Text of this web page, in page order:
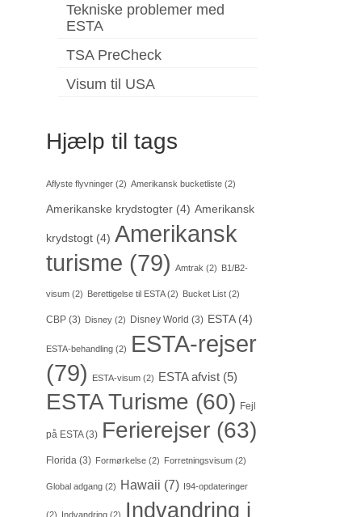
Tekniske problemer med
ESTA
TSA PreCheck
Visum til USA
Hjælp til tags
Aflyste flyvninger(2) Amerikansk bucketliste(2)
Amerikanske krydstogter(4) Amerikansk
krydstogt(4) Amerikansk
turisme (79) Amtrak (2) B1/B2-
visum(2) Berettigelse til ESTA(2) Bucket List(2)
CBP(3) Disney(2) Disney World (3) ESTA(4)
ESTA-behandling(2)
ESTA-rejser
(79)
ESTA-visum(2) ESTA afvist(5)
ESTA Turisme (60) Fejl
på ESTA(3) Ferierejser(63)
Florida (3) Formørkelse(2) Forretningsvisum(2)
Global adgang(2) Hawaii (7) I94-opdateringer
(2) Indvandring(2)
Indvandring i